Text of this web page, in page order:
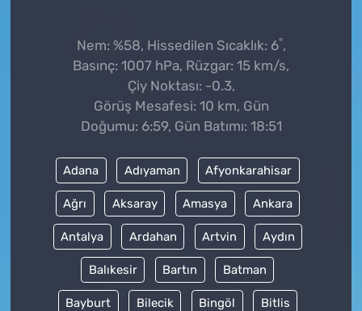
Nem: %58, Hissedilen Sıcaklık: 6°,
Basınç: 1007 hPa, Rüzgar: 15 km/s,
Çiy Noktası: -0.3,
Görüş Mesafesi: 10 km, Gün
Doğumu: 6:59, Gün Batımı: 18:51
Adana Adıyaman Afyonkarahisar
Ağrı Aksaray Amasya Ankara
Antalya Ardahan Artvin Aydın
Balıkesir Bartın Batman
Bayburt Bilecik Bingöl Bitlis